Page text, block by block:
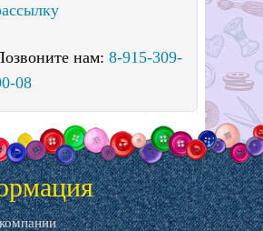
нам: 8-915-309-
08